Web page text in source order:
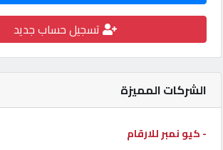
ماركت
الدليل
تسجيل حساب جديد
الشركات المميزة
- كيو نمبر للارقام